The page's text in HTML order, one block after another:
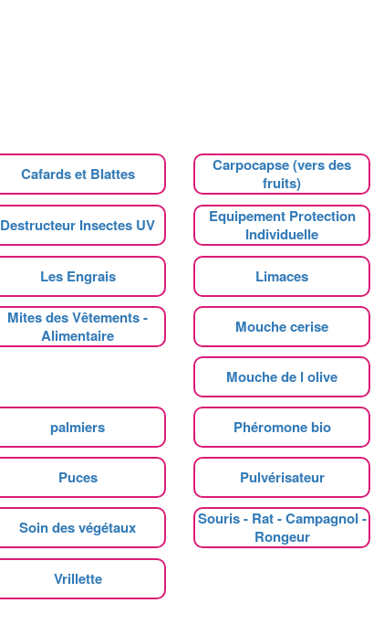
Cafards et Blattes
Carpocapse (vers des
fruits)
Destructeur Insectes UV
Equipement Protection
Individuelle
Les Engrais Limaces
Mites des Vêtements -
Alimentaire
Mouche cerise
Mouche de l olive
palmiers Phéromone bio
Puces Pulvérisateur
Soin des végétaux
Souris - Rat - Campagnol -
Rongeur
Vrillette